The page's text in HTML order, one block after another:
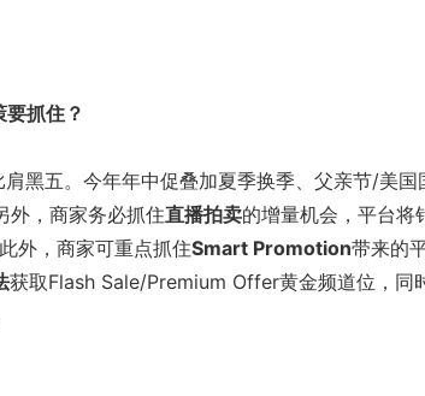
要抓住？
黑五。今年年中促叠加夏季换季、父亲节/美国
外，商家务必抓住直播拍卖的增量机会，平台将
外，商家可重点抓住Smart Promotion带来的
获取Flash Sale/Premium Offer黄金频道位，同